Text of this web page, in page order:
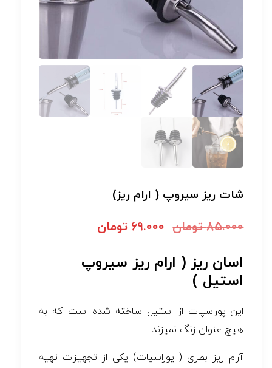
شات ریز سیروپ ( ارام ریز)
85.000 تومان 69.000 تومان
اسان ریز ( ارام ریز سیروپ
استیل )
این پوراسپات از استیل ساخته شده است که به
هیچ عنوان زنگ نمیزند
آرام ریز بطری ( پوراسپات) یکی از تجهیزات تهیه